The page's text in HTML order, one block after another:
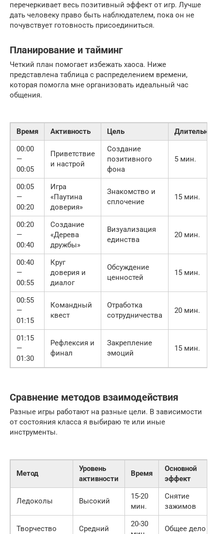
перечеркивает весь позитивный эффект от игр. Лучше
дать человеку право быть наблюдателем, пока он не
почувствует готовность присоединиться.
Планирование и тайминг
Четкий план помогает избежать хаоса. Ниже
представлена таблица с распределением времени,
которая помогла мне организовать идеальный час
общения.
Время Активность Цель
00:00
—
00:05
Приветствие
и настрой
Создание
позитивного
фона
5 мин.
00:05
—
00:20
Игра
«Паутина
доверия»
Знакомство и
сплочение
15 мин.
00:20
—
00:40
Создание
«Дерева
дружбы»
Визуализация
единства
20 мин.
00:40
—
00:55
Круг
доверия и
диалог
Обсуждение
ценностей
15 мин.
00:55
—
01:15
Командный
квест
Отработка
сотрудничества
20 мин.
01:15
—
01:30
Рефлексия и
финал
Закрепление
эмоций
15 мин.
Сравнение методов взаимодействия
Разные игры работают на разные цели. В зависимости
от состояния класса я выбираю те или иные
инструменты.
Метод
Уровень
активности
Время
Основной
эффект
Ледоколы Высокий
15-20
мин.
Снятие
зажимов
Творчество Средний
20-30
Общее дело